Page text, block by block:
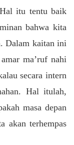
itu tentu baik
bahwa kita
Dalam kaitan ini
ma’ruf nahi
secara intern
Hal itulah,
masa depan
akan terhempas